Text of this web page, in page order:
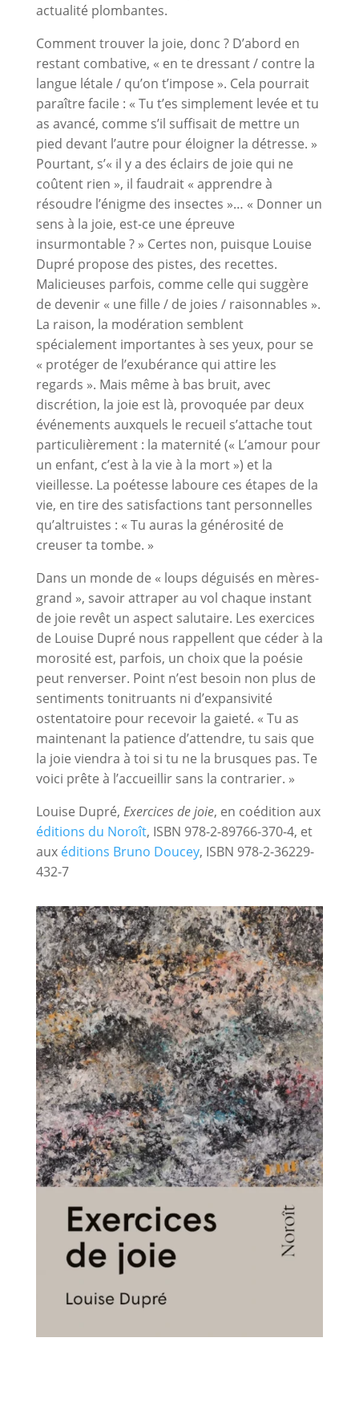
actualité plombantes.
Comment trouver la joie, donc ? D’abord en
restant combative, « en te dressant / contre la
langue létale / qu’on t’impose ». Cela pourrait
paraître facile : « Tu t’es simplement levée et tu
as avancé, comme s’il suffisait de mettre un
pied devant l’autre pour éloigner la détresse. »
Pourtant, s’« il y a des éclairs de joie qui ne
coûtent rien », il faudrait « apprendre à
résoudre l’énigme des insectes »… « Donner un
sens à la joie, est-ce une épreuve
insurmontable ? » Certes non, puisque Louise
Dupré propose des pistes, des recettes.
Malicieuses parfois, comme celle qui suggère
de devenir « une fille / de joies / raisonnables ».
La raison, la modération semblent
spécialement importantes à ses yeux, pour se
« protéger de l’exubérance qui attire les
regards ». Mais même à bas bruit, avec
discrétion, la joie est là, provoquée par deux
événements auxquels le recueil s’attache tout
particulièrement : la maternité (« L’amour pour
un enfant, c’est à la vie à la mort ») et la
vieillesse. La poétesse laboure ces étapes de la
vie, en tire des satisfactions tant personnelles
qu’altruistes : « Tu auras la générosité de
creuser ta tombe. »
Dans un monde de « loups déguisés en mères-
grand », savoir attraper au vol chaque instant
de joie revêt un aspect salutaire. Les exercices
de Louise Dupré nous rappellent que céder à la
morosité est, parfois, un choix que la poésie
peut renverser. Point n’est besoin non plus de
sentiments tonitruants ni d’expansivité
ostentatoire pour recevoir la gaieté. « Tu as
maintenant la patience d’attendre, tu sais que
la joie viendra à toi si tu ne la brusques pas. Te
voici prête à l’accueillir sans la contrarier. »
Louise Dupré, Exercices de joie, en coédition aux
éditions du Noroît, ISBN 978-2-89766-370-4, et
aux éditions Bruno Doucey, ISBN 978-2-36229-
432-7